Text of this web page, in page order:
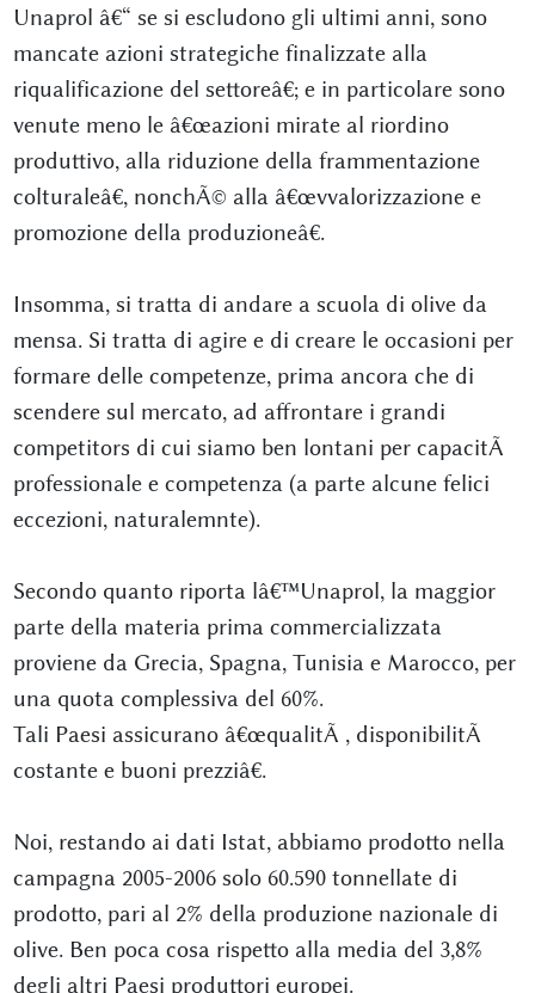
Unaprol â€“ se si escludono gli ultimi anni, sono
mancate azioni strategiche finalizzate alla
riqualificazione del settoreâ€; e in particolare sono
venute meno le â€œazioni mirate al riordino
produttivo, alla riduzione della frammentazione
colturaleâ€, nonchÃ© alla â€œvvalorizzazione e
promozione della produzioneâ€.
Insomma, si tratta di andare a scuola di olive da
mensa. Si tratta di agire e di creare le occasioni per
formare delle competenze, prima ancora che di
scendere sul mercato, ad affrontare i grandi
competitors di cui siamo ben lontani per capacitÃ
professionale e competenza (a parte alcune felici
eccezioni, naturalemnte).
Secondo quanto riporta lâ€™Unaprol, la maggior
parte della materia prima commercializzata
proviene da Grecia, Spagna, Tunisia e Marocco, per
una quota complessiva del 60%.
Tali Paesi assicurano â€œqualitÃ , disponibilitÃ
costante e buoni prezziâ€.
Noi, restando ai dati Istat, abbiamo prodotto nella
campagna 2005-2006 solo 60.590 tonnellate di
prodotto, pari al 2% della produzione nazionale di
olive. Ben poca cosa rispetto alla media del 3,8%
degli altri Paesi produttori europei.